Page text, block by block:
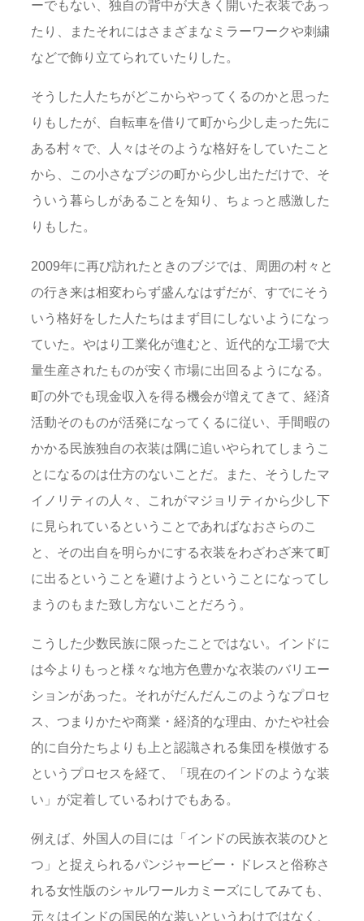
ーでもない、独自の背中が大きく開いた衣装であっ
たり、またそれにはさまざまなミラーワークや刺繍
などで飾り立てられていたりした。
そうした人たちがどこからやってくるのかと思った
りもしたが、自転車を借りて町から少し走った先に
ある村々で、人々はそのような格好をしていたこと
から、この小さなブジの町から少し出ただけで、そ
ういう暮らしがあることを知り、ちょっと感激した
りもした。
2009年に再び訪れたときのブジでは、周囲の村々と
の行き来は相変わらず盛んなはずだが、すでにそう
いう格好をした人たちはまず目にしないようになっ
ていた。やはり工業化が進むと、近代的な工場で大
量生産されたものが安く市場に出回るようになる。
町の外でも現金収入を得る機会が増えてきて、経済
活動そのものが活発になってくるに従い、手間暇の
かかる民族独自の衣装は隅に追いやられてしまうこ
とになるのは仕方のないことだ。また、そうしたマ
イノリティの人々、これがマジョリティから少し下
に見られているということであればなおさらのこ
と、その出自を明らかにする衣装をわざわざ来て町
に出るということを避けようということになってし
まうのもまた致し方ないことだろう。
こうした少数民族に限ったことではない。インドに
は今よりもっと様々な地方色豊かな衣装のバリエー
ションがあった。それがだんだんこのようなプロセ
ス、つまりかたや商業・経済的な理由、かたや社会
的に自分たちよりも上と認識される集団を模倣する
というプロセスを経て、「現在のインドのような装
い」が定着しているわけでもある。
例えば、外国人の目には「インドの民族衣装のひと
つ」と捉えられるパンジャービー・ドレスと俗称さ
れる女性版のシャルワールカミーズにしてみても、
元々はインドの国民的な装いというわけではなく、